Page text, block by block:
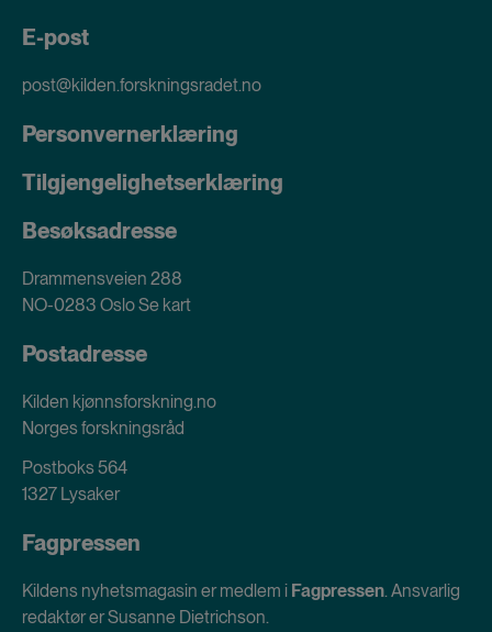
E-post
post@kilden.forskningsradet.no
Personvernerklæring
Tilgjengelighetserklæring
Besøksadresse
Drammensveien 288
NO-0283 OsloSe kart
Postadresse
Kilden kjønnsforskning.no
Norges forskningsråd
Postboks 564
1327 Lysaker
Fagpressen
Kildens nyhetsmagasin er medlem i Fagpressen. Ansvarlig
redaktør er Susanne Dietrichson.